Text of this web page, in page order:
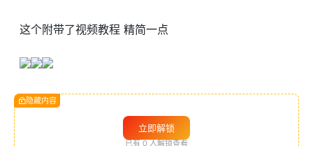
这个附带了视频教程 精简一点
隐藏内容
立即解锁
已有 0 人解锁查看